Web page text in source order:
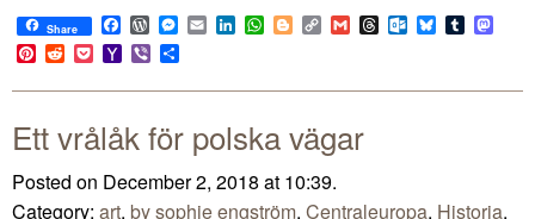
Share Facebook
WordPress
Messenger
EmailLinkedIn
WhatsApp
BloggerCopy
Link
GmailThreadsOutlook.com
BlueskyTumblr
Pinterest
RedditPocketYahoo
Mail
Viber
Ett vrålåk för polska vägar
Posted on December 2, 2018 at 10:39.
Category: art, by sophie engström, Centraleuropa, Historia,